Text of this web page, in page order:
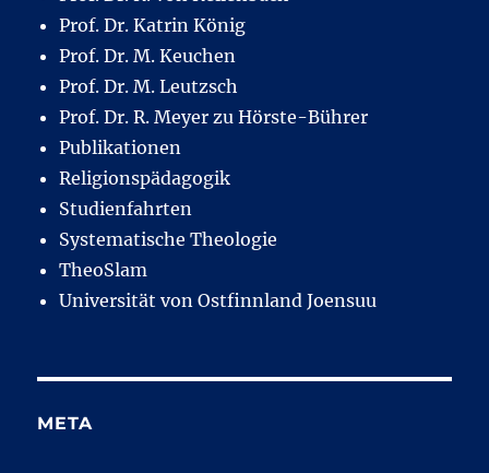
Prof. Dr. Katrin König
Prof. Dr. M. Keuchen
Prof. Dr. M. Leutzsch
Prof. Dr. R. Meyer zu Hörste-Bührer
Publikationen
Religionspädagogik
Studienfahrten
Systematische Theologie
TheoSlam
Universität von Ostfinnland Joensuu
META